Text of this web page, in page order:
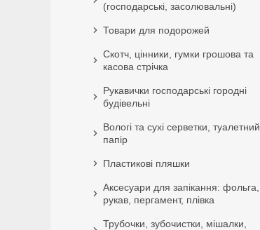
(господарські, засолювальні)
Товари для подорожей
Скотч, цінники, гумки грошова та
касова стрічка
Рукавички господарські городні
будівельні
Вологі та сухі серветки, туалетний
папір
Пластикові пляшки
Аксесуари для запікання: фольга,
рукав, пергамент, плівка
Трубочки, зубочистки, мішалки,